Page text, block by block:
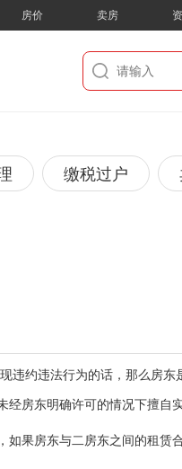
房价 卖房
缴税过户
违约违法行为的话，那么房东
房东明确许可的情况下擅自
果房东与二房东之间的租赁